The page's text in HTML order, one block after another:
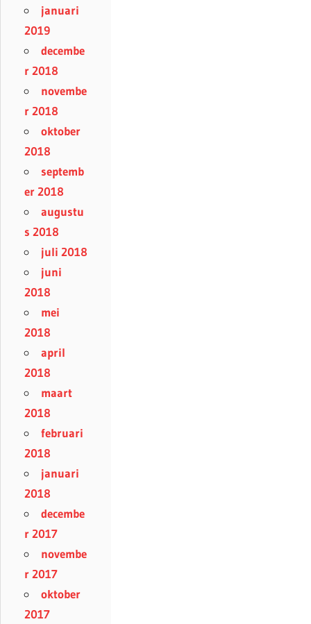
januari
2019
decembe
r 2018
novembe
r 2018
oktober
2018
septemb
er 2018
augustu
s 2018
juli 2018
juni
2018
mei
2018
april
2018
maart
2018
februari
2018
januari
2018
decembe
r 2017
novembe
r 2017
oktober
2017